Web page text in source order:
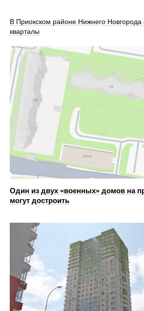
В Приокском районе Нижнего Новгорода
кварталы
Один из двух «военных» домов на
могут достроить